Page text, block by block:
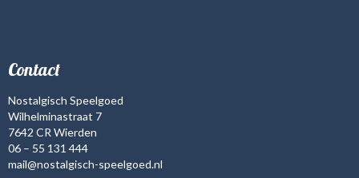
Contact
Nostalgisch Speelgoed
Wilhelminastraat 7
7642 CR Wierden
06 – 55 131 444
mail@nostalgisch-speelgoed.nl